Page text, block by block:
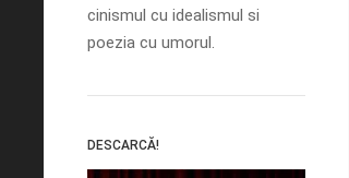
cinismul cu idealismul si
poezia cu umorul.
DESCARCĂ!